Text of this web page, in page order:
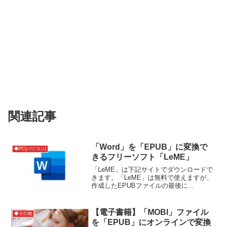
関連記事
◆PC(パソコン)
「Word」を「EPUB」に変換で
きるフリーソフト「LeME」
「LeME」は下記サイトでダウンロードで
きます。「LeME」は無料で使えますが、
作成したEPUBファイルの最後に
を購入する必要があります。
◆その他
【電子書籍】「MOBI」ファイル
を「EPUB」にオンラインで変換